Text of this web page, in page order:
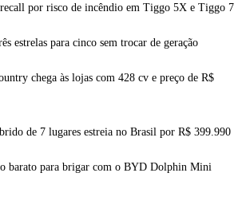
por risco de incêndio em Tiggo 5X e Tiggo 7
estrelas para cinco sem trocar de geração
chega às lojas com 428 cv e preço de R$
de 7 lugares estreia no Brasil por R$ 399.990
barato para brigar com o BYD Dolphin Mini